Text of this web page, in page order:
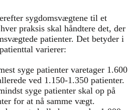
sygdomsvægtene til et
praksis skal håndtere det, der
patienter. Det betyder i
varierer:
syge patienter varetager 1.600
ved 1.150-1.350 patienter.
syge patienter skal op på
for at nå samme vægt.